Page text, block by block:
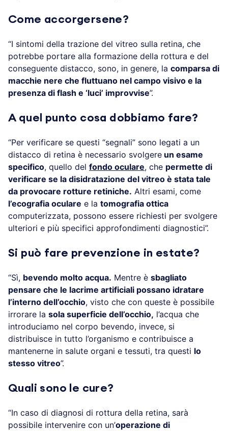
Come accorgersene?
“I sintomi della trazione del vitreo sulla retina, che
potrebbe portare alla formazione della rottura e del
conseguente distacco, sono, in genere, la comparsa di
macchie nere che fluttuano nel campo visivo e la
presenza di flash e ‘luci’ improvvise”.
A quel punto cosa dobbiamo fare?
“Per verificare se questi “segnali” sono legati a un
distacco di retina è necessario svolgere un esame
specifico, quello del fondo oculare, che permette di
verificare se la disidratazione del vitreo è stata tale
da provocare rotture retiniche. Altri esami, come
l’ecografia oculare e la tomografia ottica
computerizzata, possono essere richiesti per svolgere
ulteriori e più specifici approfondimenti diagnostici”.
Si può fare prevenzione in estate?
“Sì, bevendo molto acqua. Mentre è sbagliato
pensare che le lacrime artificiali possano idratare
l’interno dell’occhio, visto che con queste è possibile
irrorare la sola superficie dell’occhio, l’acqua che
introduciamo nel corpo bevendo, invece, si
distribuisce in tutto l’organismo e contribuisce a
mantenerne in salute organi e tessuti, tra questi lo
stesso vitreo”.
Quali sono le cure?
“In caso di diagnosi di rottura della retina, sarà
possibile intervenire con un’operazione di